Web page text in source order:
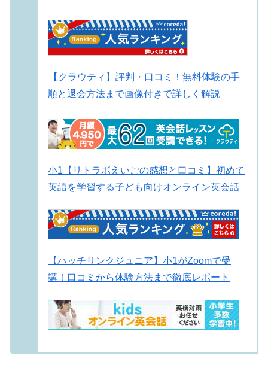
【クラウティ】評判・口コミ！無料体験の手
順と退会方法まで画像付きで詳しく解説
小1【リトラボえいごの感想と口コミ】初めて
英語を学習する子ども向けオンライン英会話
【ハッチリンクジュニア】小1がZoomで受
講！口コミから体験方法まで徹底レポート